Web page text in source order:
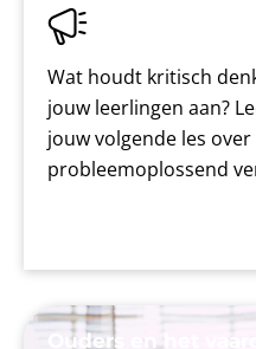
Wat houdt kritisch
jouw leerlingen aan?
jouw volgende les
probleemoplossend
Ouders en het